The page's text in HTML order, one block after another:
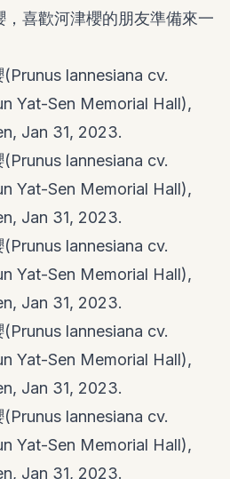
喜歡河津櫻的朋友準備來一